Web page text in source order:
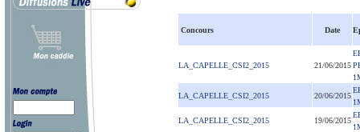
Concours Date
LA_CAPELLE_CSI2_2015 21/06/2015
LA_CAPELLE_CSI2_2015 20/06/2015
LA_CAPELLE_CSI2_2015 19/06/2015